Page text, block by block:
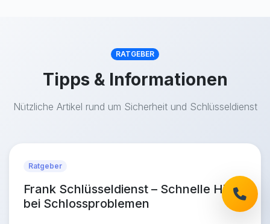
RATGEBER
Tipps & Informationen
Nützliche Artikel rund um Sicherheit und Schlüsseldienst
Ratgeber
Frank Schlüsseldienst – Schnelle Hilfe
bei Schlossproblemen